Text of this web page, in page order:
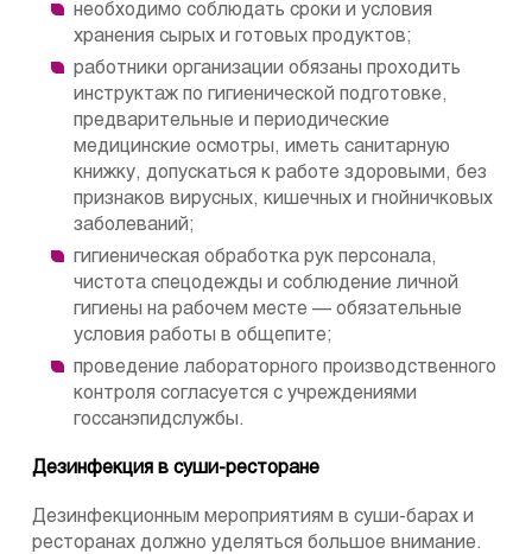
необходимо соблюдать сроки и условия
хранения сырых и готовых продуктов;
работники организации обязаны проходить
инструктаж по гигиенической подготовке,
предварительные и периодические
медицинские осмотры, иметь санитарную
книжку, допускаться к работе здоровыми, без
признаков вирусных, кишечных и гнойничковых
заболеваний;
гигиеническая обработка рук персонала,
чистота спецодежды и соблюдение личной
гигиены на рабочем месте — обязательные
условия работы в общепите;
проведение лабораторного производственного
контроля согласуется с учреждениями
госсанэпидслужбы.
Дезинфекция в суши-ресторане
Дезинфекционным мероприятиям в суши-барах и
ресторанах должно уделяться большое внимание.